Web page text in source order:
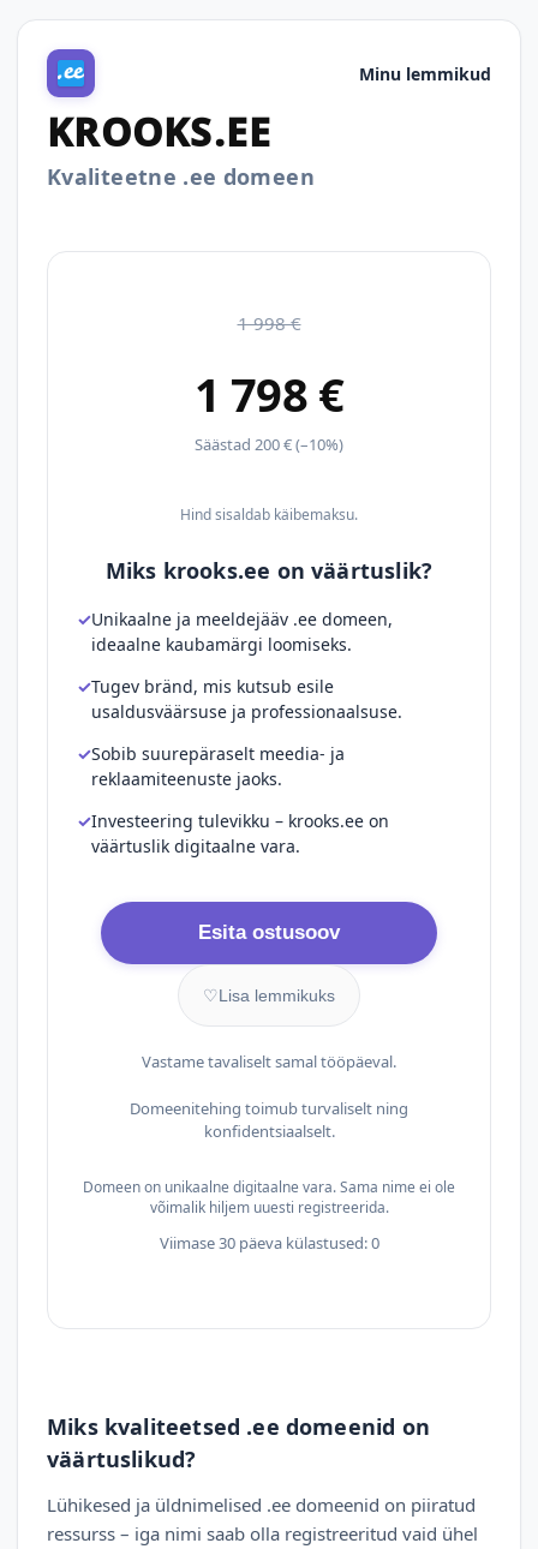
Minu lemmikud
KROOKS.EE
Kvaliteetne .ee domeen
1 998 €
1 798 €
Säästad 200 € (–10%)
Hind sisaldab käibemaksu.
Miks krooks.ee on väärtuslik?
Unikaalne ja meeldejääv .ee domeen,
ideaalne kaubamärgi loomiseks.
Tugev bränd, mis kutsub esile
usaldusväärsuse ja professionaalsuse.
Sobib suurepäraselt meedia- ja
reklaamiteenuste jaoks.
Investeering tulevikku – krooks.ee on
väärtuslik digitaalne vara.
Esita ostusoov
♡Lisa lemmikuks
Vastame tavaliselt samal tööpäeval.
Domeenitehing toimub turvaliselt ning
konfidentsiaalselt.
Domeen on unikaalne digitaalne vara. Sama nime ei ole
võimalik hiljem uuesti registreerida.
Viimase 30 päeva külastused: 0
Miks kvaliteetsed .ee domeenid on
väärtuslikud?
Lühikesed ja üldnimelised .ee domeenid on piiratud
ressurss – iga nimi saab olla registreeritud vaid ühel